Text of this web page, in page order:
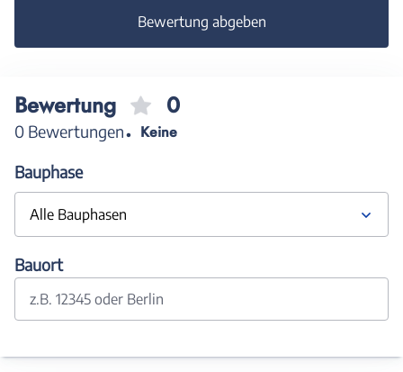
Bewertung abgeben
Bewertung 0
0 Bewertungen
Keine
Bauphase
Alle Bauphasen
Bauort
z.B. 12345 oder Berlin